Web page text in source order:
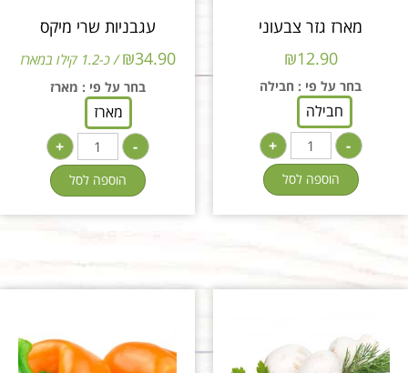
מארז גזר צבעוני
₪12.90
בחר על פי : חבילה
חבילה
-
+
הוספה לסל
עגבניות שרי מיקס
₪34.90 / כ-1.2 קילו במארז
בחר על פי : מארז
מארז
-
+
הוספה לסל